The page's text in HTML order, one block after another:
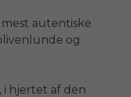
mest autentiske
og
i hjertet af den